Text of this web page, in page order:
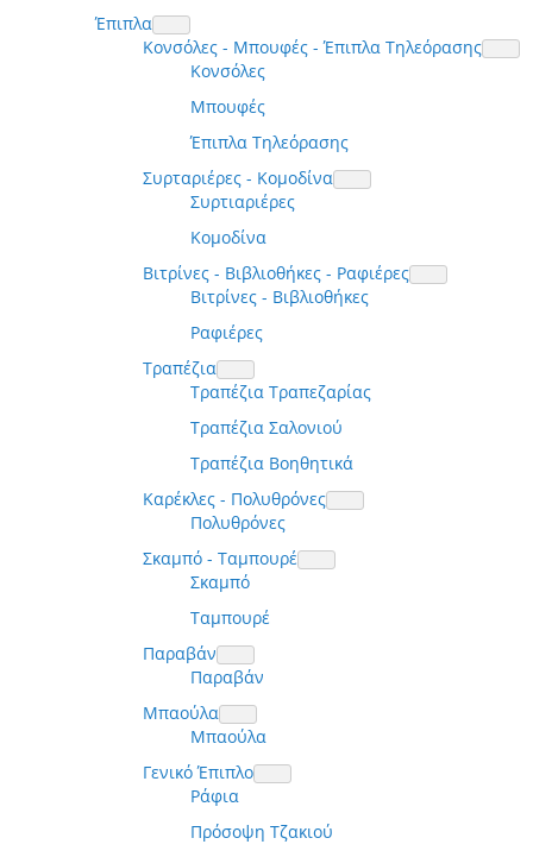
Έπιπλα
Κονσόλες - Μπουφές - Έπιπλα Τηλεόρασης
Κονσόλες
Μπουφές
Έπιπλα Τηλεόρασης
Συρταριέρες - Κομοδίνα
Συρτιαριέρες
Κομοδίνα
Βιτρίνες - Βιβλιοθήκες - Ραφιέρες
Βιτρίνες - Βιβλιοθήκες
Ραφιέρες
Τραπέζια
Τραπέζια Τραπεζαρίας
Τραπέζια Σαλονιού
Τραπέζια Βοηθητικά
Καρέκλες - Πολυθρόνες
Πολυθρόνες
Σκαμπό - Ταμπουρέ
Σκαμπό
Ταμπουρέ
Παραβάν
Παραβάν
Μπαούλα
Μπαούλα
Γενικό Έπιπλο
Ράφια
Πρόσοψη Τζακιού